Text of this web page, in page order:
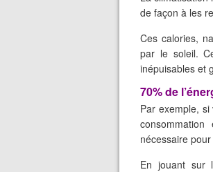
de façon à les
Ces calories,
par le soleil.
inépuisables et
70% de
Par exemple,
nécessaire
En jouant sur